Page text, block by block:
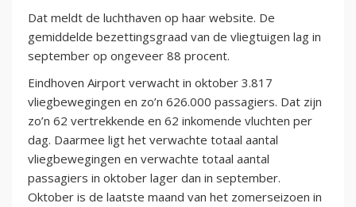
Dat meldt de luchthaven op haar website. De
gemiddelde bezettingsgraad van de vliegtuigen lag in
september op ongeveer 88 procent.
Eindhoven Airport verwacht in oktober 3.817
vliegbewegingen en zo’n 626.000 passagiers. Dat zijn
zo’n 62 vertrekkende en 62 inkomende vluchten per
dag. Daarmee ligt het verwachte totaal aantal
vliegbewegingen en verwachte totaal aantal
passagiers in oktober lager dan in september.
Oktober is de laatste maand van het zomerseizoen in